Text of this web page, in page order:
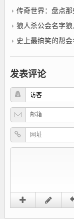
传奇世界：盘点那些
狼人杀公会名字狼
史上最搞笑的帮会名字中
发表评论